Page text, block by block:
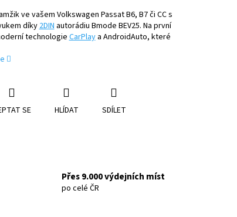
ve vašem Volkswagen Passat B6, B7 či CC s
díky2DINautorádiu Bmode BEV25. Na první
technologieCarPlaya AndroidAuto, které
SE HLÍDAT SDÍLET
Přes 9.000 výdejních míst
po celé ČR